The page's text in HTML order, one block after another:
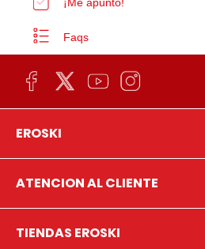
Faqs
EROSKI
ATENCION AL CLIENTE
TIENDAS EROSKI